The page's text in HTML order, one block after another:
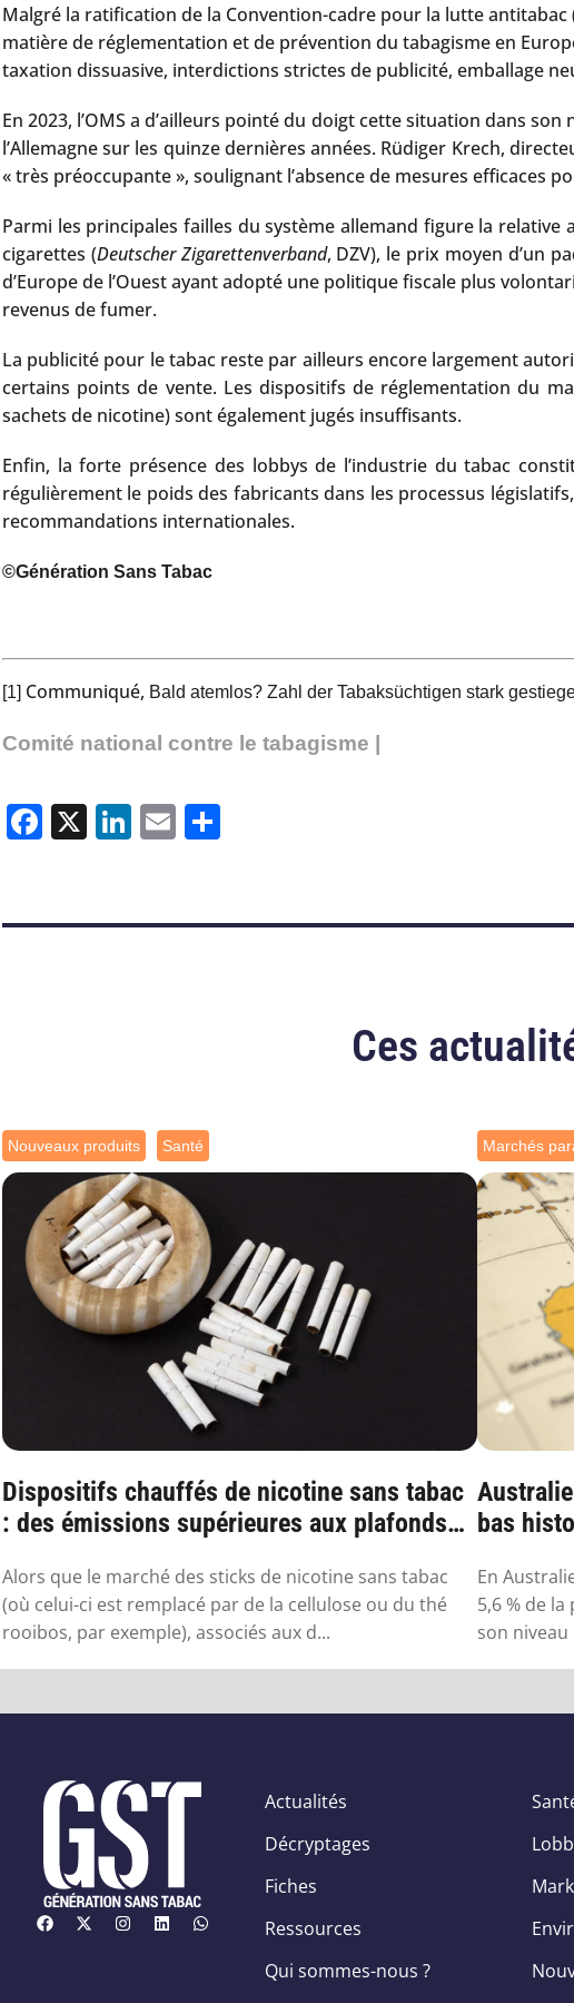
Malgré la ratification de la Convention-cadre pour la lutte antitabac
matière de réglementation et de prévention du tabagisme en
taxation dissuasive, interdictions strictes de publicité, emballage
En 2023, l’OMS a d’ailleurs pointé du doigt cette situation dans
l’Allemagne sur les quinze dernières années. Rüdiger Krech,
« très préoccupante », soulignant l’absence de mesures efficaces
Parmi les principales failles du système allemand figure la
cigarettes (Deutscher Zigarettenverband, DZV), le prix moyen d’un
d’Europe de l’Ouest ayant adopté une politique fiscale plus
revenus de fumer.
La publicité pour le tabac reste par ailleurs encore largement
certains points de vente. Les dispositifs de réglementation du
sachets de nicotine) sont également jugés insuffisants.
Enfin, la forte présence des lobbys de l’industrie du tabac
régulièrement le poids des fabricants dans les processus
recommandations internationales.
©Génération Sans Tabac
[1] Communiqué, Bald atemlos? Zahl der Tabaksüchtigen stark
Comité national contre le tabagisme |
Facebook
X LinkedIn
Email
Ces
Nouveaux produits Santé
Dispositifs chauffés de nicotine sans tabac
: des émissions supérieures aux plafonds
Alors que le marché des sticks de nicotine sans tabac
(où celui-ci est remplacé par de la cellulose ou du thé
rooibos, par exemple), associés aux d...
Marchés
bas
En
5,6 % de
son niveau
Actualités
Décryptages
Fiches
Ressources
Qui sommes-nous ?